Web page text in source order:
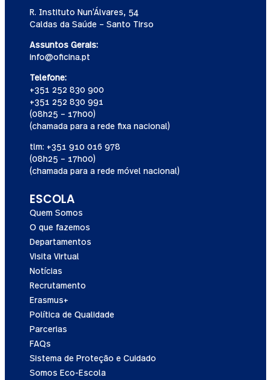
R. Instituto Nun’Álvares, 54
Caldas da Saúde – Santo Tirso
Assuntos Gerais:
info@oficina.pt
Telefone:
+351 252 830 900
+351 252 830 991
(08h25 – 17h00)
(chamada para a rede fixa nacional)
tlm: +351 910 016 978
(08h25 – 17h00)
(chamada para a rede móvel nacional)
ESCOLA
Quem Somos
O que fazemos
Departamentos
Visita Virtual
Notícias
Recrutamento
Erasmus+
Política de Qualidade
Parcerias
FAQs
Sistema de Proteção e Cuidado
Somos Eco-Escola